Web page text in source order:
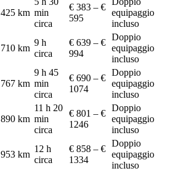
425 km min
circa
€ 383 – €
595
equipaggio
incluso
710 km
9 h
circa
€ 639 – €
994
Doppio
equipaggio
incluso
767 km
9 h 45
min
circa
€ 690 – €
1074
Doppio
equipaggio
incluso
890 km
11 h 20
min
circa
€ 801 – €
1246
Doppio
equipaggio
incluso
953 km
12 h
circa
€ 858 – €
1334
Doppio
equipaggio
incluso